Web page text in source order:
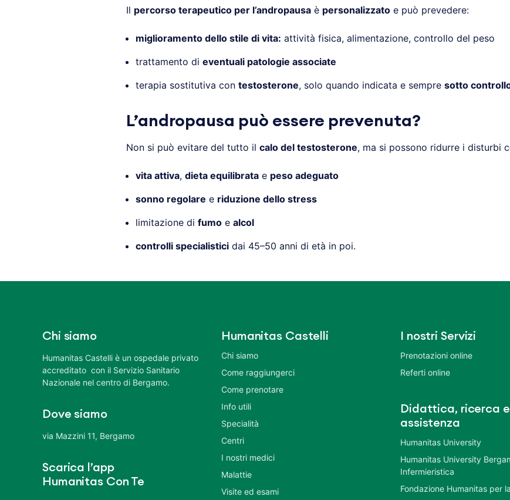
Il percorso terapeutico per l’andropausaè personalizzatoe può prevedere:
miglioramento dello stile di vita: attività fisica, alimentazione, controllo del peso
trattamento di eventuali patologie associate
terapia sostitutiva con testosterone, solo quando indicata e sempre sotto
L’andropausa può essere prevenuta?
Non si può evitare del tutto il calo del testosterone, ma si possono ridurre i disturbi
vita attiva, dieta equilibratae peso adeguato
sonno regolare e riduzione dello stress
limitazione di fumoe alcol
controlli specialisticidai 45–50 anni di età in poi.
Chi siamo
Humanitas Castelli è un ospedale privato
accreditato con il Servizio Sanitario
Nazionale nel centro di Bergamo.
Dove siamo
via Mazzini 11, Bergamo
Scarica l’app
Humanitas Con Te
Humanitas Castelli
Chi siamo
Come raggiungerci
Come prenotare
Info utili
Specialità
Centri
I nostri medici
Malattie
Visite ed esami
I nostri Servizi
Prenotazioni online
Referti online
Didattica, ricerca e
assistenza
Humanitas University
Humanitas University
Infermieristica
Fondazione Humanitas per